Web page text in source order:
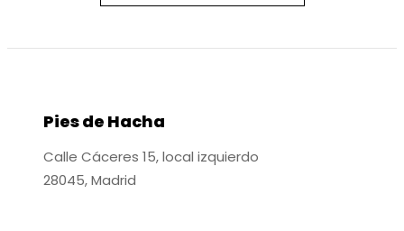
era:
es:
Pies de Hacha
Calle Cáceres 15, local izquierdo
28045, Madrid